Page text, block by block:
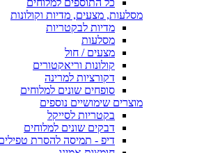
מסלעות, מצעים, מדיות וקולונות
מדיות לבקטריות
מסלעות
מצעים / חול
קולונות וריאקטורים
דקורציות למרינה
סופחים שונים למלוחים
מוצרים שימושיים נוספים
בקטריות לסייקל
דבקים שונים למלוחים
דיפ - תמיסה להסרת